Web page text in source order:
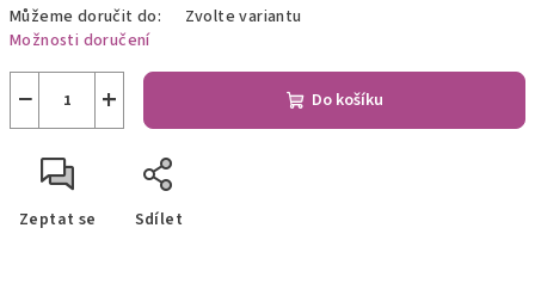
Můžeme doručit do:
Zvolte variantu
Možnosti doručení
+
− Do košíku
Zeptat se Sdílet